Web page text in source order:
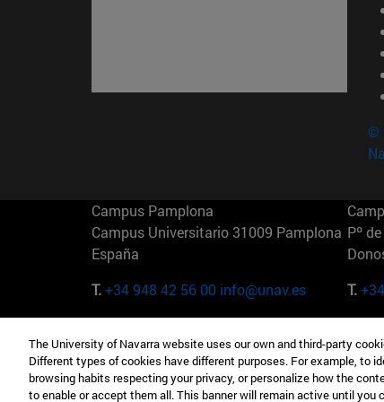
©
Campus Pamplona
Campus Universitario 31009 Pamplona
España
T.+34 948 42 56 00 info@unav.es
Pº
T.
Camino del Cerro Águila 3 28023
Madrid España
165
The University of Navarra website uses our own and third-party
Different types of cookies have different purposes. For example, to
browsing habits respecting your privacy, or personalize how the
to enable or accept them all. This banner will remain active until